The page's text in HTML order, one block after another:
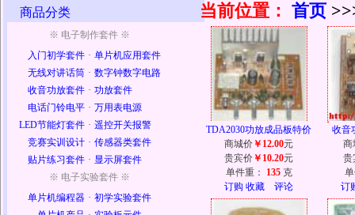
商品分类
※ 电子制作套件 ※
入门初学套件 · 单片机应用套件
无线对讲话筒 · 数字钟数字电路
收音功放套件 · 功放套件
电话门铃电平 · 万用表电源
LED节能灯套件 · 遥控开关报警
竞赛实训设计 · 传感器类套件
贴片练习套件 · 显示屏套件
※ 电子实验套件 ※
单片机编程器 · 初学实验套件
当前位置： 首页
TDA2030功放成品板特价
商城价 ￥12.00元
贵宾价 ￥10.20元
单件重：
135 克
订购 收藏 评论
收音
商
贵
订